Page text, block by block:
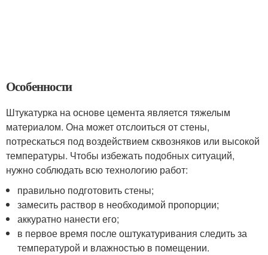
Особенности
Штукатурка на основе цемента является тяжелым
материалом. Она может отслоиться от стены,
потрескаться под воздействием сквозняков или высокой
температуры. Чтобы избежать подобных ситуаций,
нужно соблюдать всю технологию работ:
правильно подготовить стены;
замесить раствор в необходимой пропорции;
аккуратно нанести его;
в первое время после оштукатуривания следить за
температурой и влажностью в помещении.